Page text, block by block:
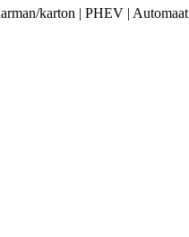
karton | PHEV | Automaat